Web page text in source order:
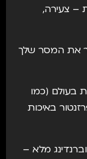
– צעירה,
את המסר שלך
באיכות
מלא –